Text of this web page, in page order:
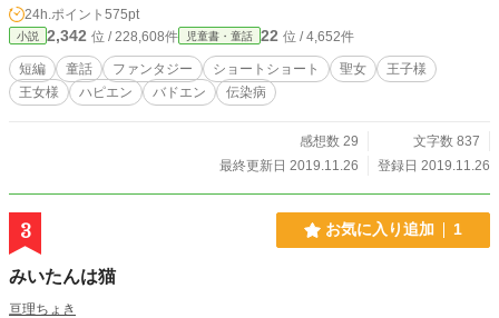
24h.ポイント 575pt
小説 2,342 位 / 228,608件 児童書・童話 22 位 / 4,652件
短編 童話 ファンタジー ショートショート 聖女
王子様
王女様
ハピエン バドエン 伝染病
感想数 29
文字数 837
最終更新日 2019.11.26
登録日 2019.11.26
3 お気に入り追加 1
みいたんは猫
亘理ちょき